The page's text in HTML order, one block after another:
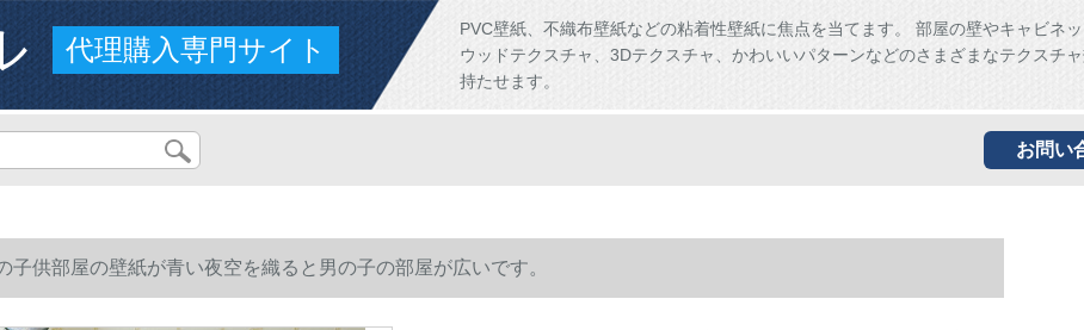
代理購入専門サイト
PVC壁紙、不織布壁紙などの粘着性壁紙に焦点を当てます。 部屋の壁やキャビネ
ウッドテクスチャ、3Dテクスチャ、かわいいパターンなどのさまざまなテクスチ
持たせます。
お問い
子供部屋の壁紙が青い夜空を織ると男の子の部屋が広いです。